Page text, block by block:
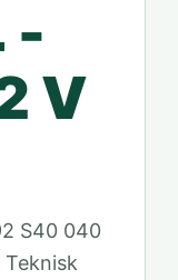
-
V
S40 040